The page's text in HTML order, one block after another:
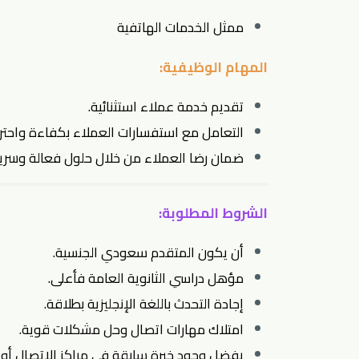
ممثل الخدمات الهاتفية
المهام الوظيفية:
تقديم خدمة عملاء استثنائية.
التعامل مع استفسارات العملاء بكفاءة
ضمان رضا العملاء من خلال حلول فعالة
الشروط المطلوبة:
أن يكون المتقدم سعودي الجنسية.
مؤهل دراسي الثانوية العامة فأعلى.
إجادة التحدث باللغة الإنجليزية بطلاقة.
امتلاك مهارات اتصال وحل مشكلات قوية.